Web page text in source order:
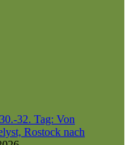
32. Tag: Von
Rostock nach